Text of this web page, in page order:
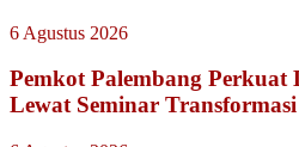
6 Agustus 2026
Pemkot Palembang
Lewat Seminar